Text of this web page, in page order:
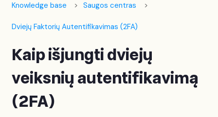
Knowledge base Saugos centras
Dviejų Faktorių Autentifikavimas (2FA)
Kaip išjungti dviejų
veiksnių autentifikavimą
(2FA)